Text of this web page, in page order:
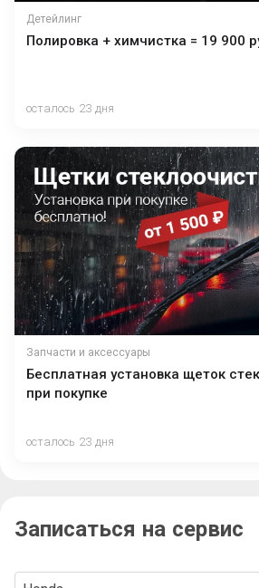
Детейлинг
Полировка + химчистка = 19 900
осталось 23 дня
Запчасти и аксессуары
Бесплатная установка щеток
при покупке
осталось 23 дня
Записаться на сервис